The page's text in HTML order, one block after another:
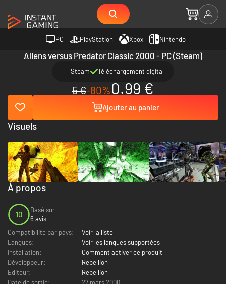
PC PlayStation Xbox Nintendo
Aliens versus Predator Classic 2000 - PC (Steam)
Steam Téléchargement digital
5 €-80%0.99 €
Ajouter au panier
À propos
10
Basé sur
6 avis
Compatibilité par pays:
Voir la liste
Langues:
Voir les langues supportées
Installation:
Comment activer ce produit
Développeur:
Rebellion
Editeur:
Rebellion
Date de sortie:
27 mars 2000
Visuels